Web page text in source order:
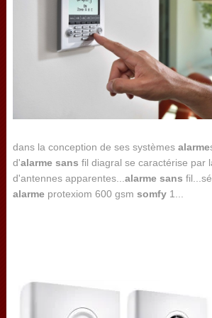
dans la conception de ses systèmes alarme
d'alarme sans fil diagral se caractérise par
d'antennes apparentes... alarme sans
alarmeprotexiom 600 gsm somfy1...